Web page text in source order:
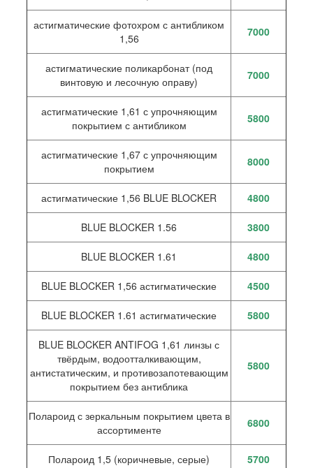
астигматические фотохром с антибликом
1,56
7000
астигматические поликарбонат (под
винтовую и лесочную оправу)
7000
астигматические 1,61 с упрочняющим
покрытием с антибликом
5800
астигматические 1,67 с упрочняющим
покрытием
8000
астигматические 1,56 BLUE BLOCKER 4800
BLUE BLOCKER 1.56 3800
BLUE BLOCKER 1.61 4800
BLUE BLOCKER 1,56 астигматические 4500
BLUE BLOCKER 1.61 астигматические 5800
BLUE BLOCKER ANTIFOG 1,61 линзы с
твёрдым, водоотталкивающим,
антистатическим, и противозапотевающим
покрытием без антиблика
5800
Полароид с зеркальным покрытием цвета в
ассортименте
6800
Полароид 1,5 (коричневые, серые) 5700